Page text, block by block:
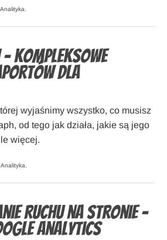
Analityka
kompleksowe
dla
wyjaśnimy wszystko, co musisz
od tego jak działa, jakie są jego
więcej.
Analityka
ruchu na stronie –
Analytics